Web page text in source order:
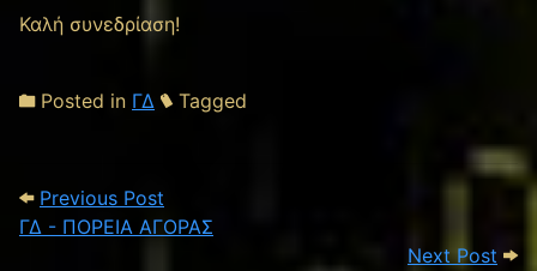
Καλή συνεδρίαση!
Posted in ΓΔ Tagged
Post navigation
Previous Post
ΓΔ - ΠΟΡΕΙΑ ΑΓΟΡΑΣ
Next Post